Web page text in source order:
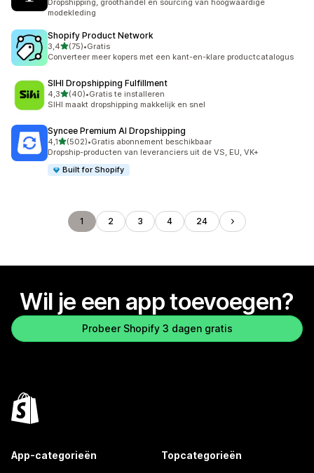
Dropshipping, groothandel en sourcing van hoogwaardige
modekleding
Shopify Product Network
3,4van 5 sterren
(75)
75 recensies in totaal
•Gratis
Converteer meer kopers met een kant-en-klare productcatalogus
SIHI Dropshipping Fulfillment
4,3van 5 sterren
(40)
40 recensies in totaal
•Gratis te installeren
SIHI maakt dropshipping makkelijk en snel
Syncee Premium AI Dropshipping
4,1van 5 sterren
(502)
502 recensies in totaal
•Gratis abonnement beschikbaar
Dropship-producten van leveranciers uit de VS, EU, VK+
Built for Shopify
1 2 3 4 24
Wil je een app toevoegen?
Probeer Shopify 3 dagen gratis
App-categorieën Topcategorieën